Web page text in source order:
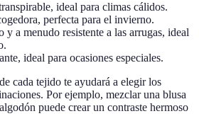
ideal para climas cálidos.
perfecta para el invierno.
y a menudo resistente a las arrugas, ideal
ideal para ocasiones especiales.
cada tejido te ayudará a elegir los
Por ejemplo, mezclar una blusa
puede crear un contraste hermoso